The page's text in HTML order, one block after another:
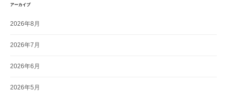
アーカイブ
2026年8月
2026年7月
2026年6月
2026年5月